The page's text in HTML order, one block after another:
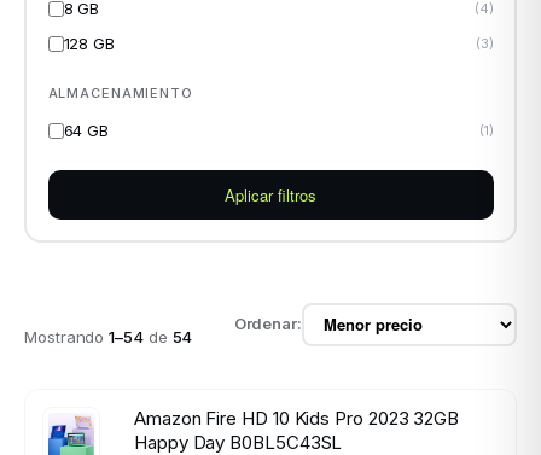
8 GB (4)
128 GB (3)
ALMACENAMIENTO
64 GB (1)
Aplicar filtros
Mostrando1–54de 54
Ordenar:
Amazon Fire HD 10 Kids Pro 2023 32GB
Happy Day B0BL5C43SL